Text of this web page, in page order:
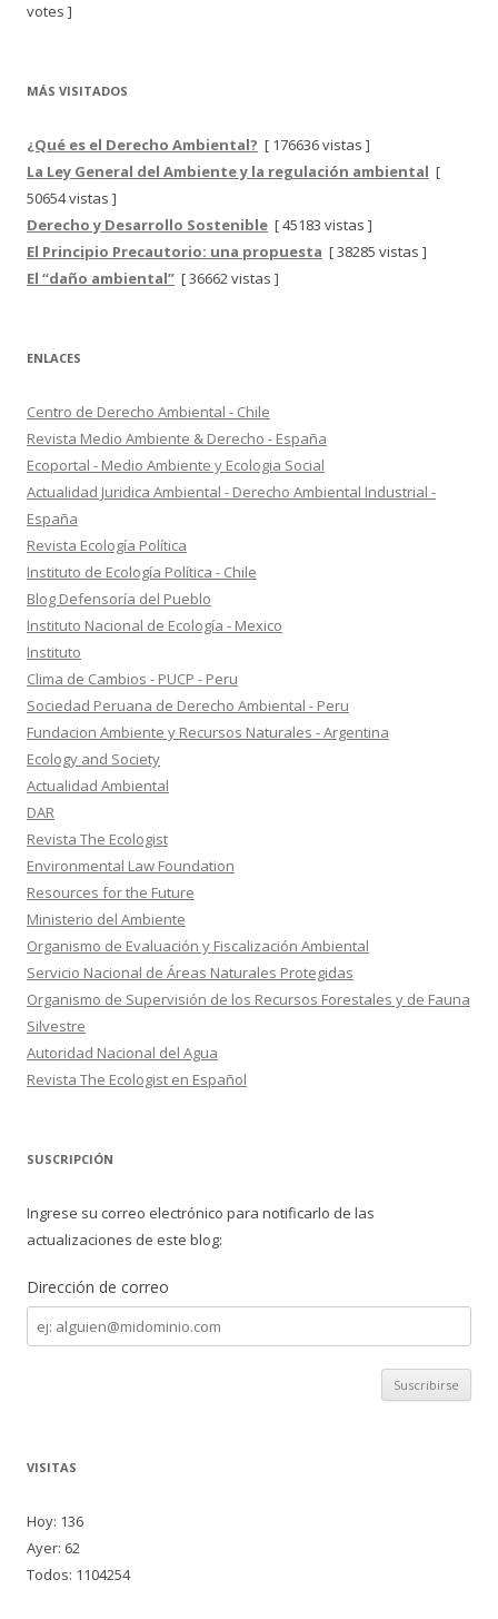
votes ]
MÁS VISITADOS
¿Qué es el Derecho Ambiental? [ 176636 vistas ]
La Ley General del Ambiente y la regulación ambiental [
50654 vistas ]
Derecho y Desarrollo Sostenible [ 45183 vistas ]
El Principio Precautorio: una propuesta [ 38285 vistas ]
El “daño ambiental” [ 36662 vistas ]
ENLACES
Centro de Derecho Ambiental - Chile
Revista Medio Ambiente & Derecho - España
Ecoportal - Medio Ambiente y Ecologia Social
Actualidad Juridica Ambiental - Derecho Ambiental Industrial -
España
Revista Ecología Política
Instituto de Ecología Política - Chile
Blog Defensoría del Pueblo
Instituto Nacional de Ecología - Mexico
Instituto
Clima de Cambios - PUCP - Peru
Sociedad Peruana de Derecho Ambiental - Peru
Fundacion Ambiente y Recursos Naturales - Argentina
Ecology and Society
Actualidad Ambiental
DAR
Revista The Ecologist
Environmental Law Foundation
Resources for the Future
Ministerio del Ambiente
Organismo de Evaluación y Fiscalización Ambiental
Servicio Nacional de Áreas Naturales Protegidas
Organismo de Supervisión de los Recursos Forestales y de Fauna
Silvestre
Autoridad Nacional del Agua
Revista The Ecologist en Español
SUSCRIPCIÓN
Ingrese su correo electrónico para notificarlo de las
actualizaciones de este blog:
Dirección de correo
Dirección
de
correo
VISITAS
Hoy: 136
Ayer: 62
Todos: 1104254